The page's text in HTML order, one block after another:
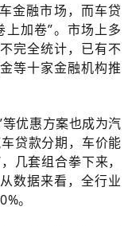
金融市场，而车贷
加卷”。市场上多
完全统计，已有不
等十家金融机构推
等优惠方案也成为汽
贷款分期，车价能
几套组合拳下来，
数据来看，全行业
。